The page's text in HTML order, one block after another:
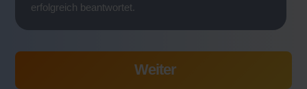
erfolgreich beantwortet.